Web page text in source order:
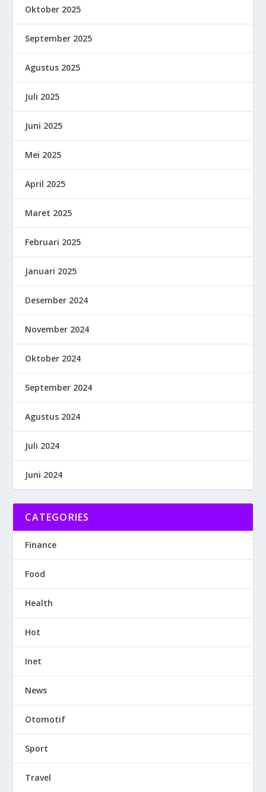
Oktober 2025
September 2025
Agustus 2025
Juli 2025
Juni 2025
Mei 2025
April 2025
Maret 2025
Februari 2025
Januari 2025
Desember 2024
November 2024
Oktober 2024
September 2024
Agustus 2024
Juli 2024
Juni 2024
CATEGORIES
Finance
Food
Health
Hot
Inet
News
Otomotif
Sport
Travel